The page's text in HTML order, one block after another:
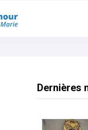
Dernières